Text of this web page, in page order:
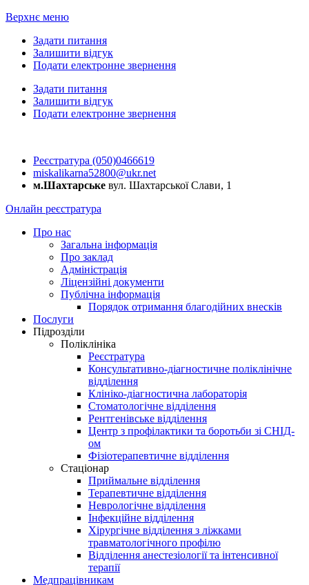
Верхнє меню
Задати питання
Залишити відгук
Подати електронне звернення
Задати питання
Залишити відгук
Подати електронне звернення
Реєстратура (050)0466619
miskalikarna52800@ukr.net
м.Шахтарське вул. Шахтарської Слави, 1
Онлайн реєстратура
Про нас
Загальна інформація
Про заклад
Адміністрація
Ліцензійні документи
Публічна інформація
Порядок отримання благодійних внесків
Послуги
Підрозділи
Поліклініка
Реєстратура
Консультативно-діагностичне поліклінічне
відділення
Клініко-діагностична лабораторія
Стоматологічне відділення
Рентгенівське відділення
Центр з профілактики та боротьби зі СНІД-
ом
Фізіотерапевтичне відділення
Стаціонар
Приймальне відділення
Терапевтичне відділення
Неврологічне відділення
Інфекційне відділення
Хірургічне відділення з ліжками
травматологічного профілю
Відділення анестезіології та інтенсивної
терапії
Медпрацівникам